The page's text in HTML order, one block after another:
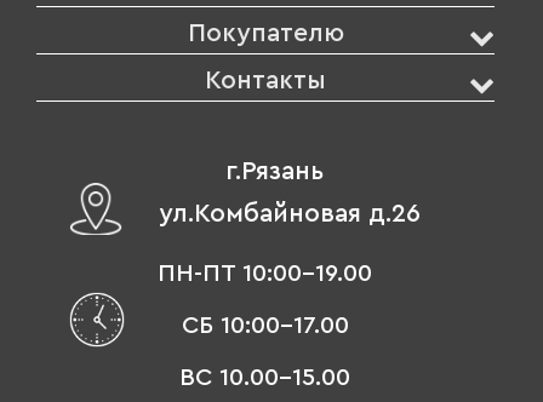
Покупателю
Контакты
г.Рязань
ул.Комбайновая д.26
ПН-ПТ 10:00-19.00
СБ 10:00-17.00
ВС 10.00-15.00